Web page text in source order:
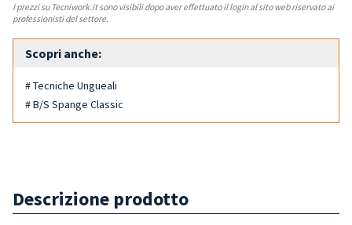
I prezzi su Tecniwork.it sono visibili dopo aver effettuato il login al sito web riservato ai
professionisti del settore.
Scopri anche:
# Tecniche Ungueali
# B/S Spange Classic
Descrizione prodotto